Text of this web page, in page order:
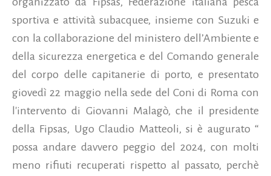
sportiva e attività subacquee, insieme con Suzuki e
con la collaborazione del ministero dell’Ambiente e
della sicurezza energetica e del Comando generale
del corpo delle capitanerie di porto, e presentato
giovedì 22 maggio nella sede del Coni di Roma con
l'intervento di Giovanni Malagò, che il presidente
della Fipsas, Ugo Claudio Matteoli, si è augurato “
possa andare davvero peggio del 2024, con molti
meno rifiuti recuperati rispetto al passato, perchè